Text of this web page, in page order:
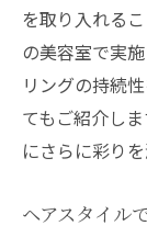
を取り入れる
の美容室で実
リングの持続
てもご紹介し
にさらに彩り
ヘアスタイル